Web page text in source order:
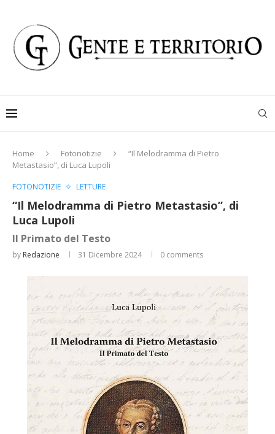
Home Fotonotizie
“Il Melodramma di Pietro
Metastasio”, di Luca Lupoli
FOTONOTIZIE LETTURE
“Il Melodramma di Pietro Metastasio”, di
Luca Lupoli
Il Primato del Testo
by Redazione 31 Dicembre 2024 0 comments